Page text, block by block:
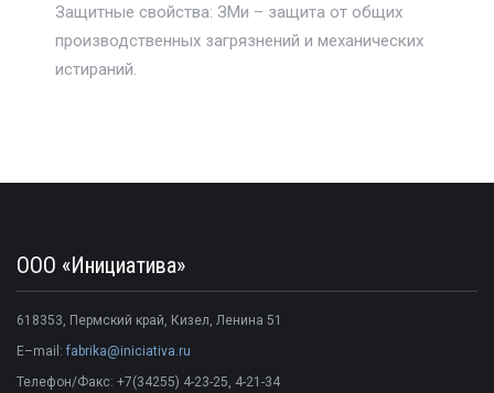
Защитные свойства: ЗМи – защита от общих
производственных загрязнений и механических
истираний.
ООО «Инициатива»
618353 Пермский край Кизел Ленина 51
E–mail: fabrika@iniciativa.ru
Телефон/Факс: +7(34255) 4-23-25 , 4-21-34